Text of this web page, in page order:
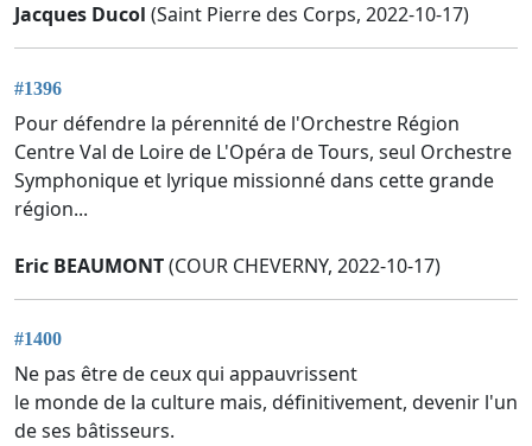
Jacques Ducol (Saint Pierre des Corps, 2022-10-17)
#1396
Pour défendre la pérennité de l'Orchestre Région
Centre Val de Loire de L'Opéra de Tours, seul Orchestre
Symphonique et lyrique missionné dans cette grande
région...
Eric BEAUMONT(COUR CHEVERNY, 2022-10-17)
#1400
Ne pas être de ceux qui appauvrissent
le monde de la culture mais, définitivement, devenir l'un
de ses bâtisseurs.